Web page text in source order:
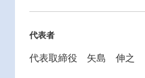
代表者
代表取締役 矢島 伸之